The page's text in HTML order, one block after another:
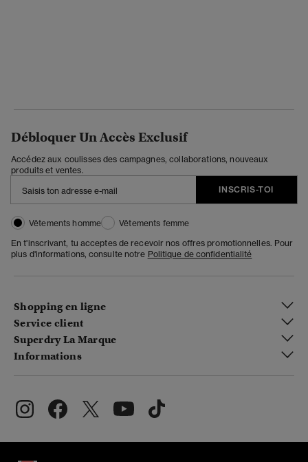
Débloquer Un Accès Exclusif
Accédez aux coulisses des campagnes, collaborations, nouveaux
produits et ventes.
INSCRIS-TOI
Vêtements homme
Vêtements femme
En t'inscrivant, tu acceptes de recevoir nos offres promotionnelles. Pour
plus d'informations, consulte notre Politique de confidentialité
Shopping en ligne
Service client
Superdry La Marque
Informations